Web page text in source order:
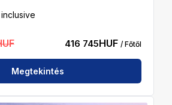
416 745HUF / Főtől
Megtekintés